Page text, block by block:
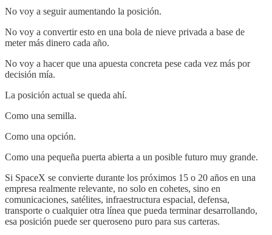
No voy a seguir aumentando la posición.
No voy a convertir esto en una bola de nieve privada a base de
meter más dinero cada año.
No voy a hacer que una apuesta concreta pese cada vez más por
decisión mía.
La posición actual se queda ahí.
Como una semilla.
Como una opción.
Como una pequeña puerta abierta a un posible futuro muy grande.
Si SpaceX se convierte durante los próximos 15 o 20 años en una
empresa realmente relevante, no solo en cohetes, sino en
comunicaciones, satélites, infraestructura espacial, defensa,
transporte o cualquier otra línea que pueda terminar desarrollando,
esa posición puede ser queroseno puro para sus carteras.